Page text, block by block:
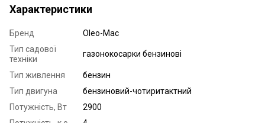
Характеристики
Бренд
Oleo-Mac
Тип садової
техніки
газонокосарки бензинові
Тип живлення
бензин
Тип двигуна
бензиновий-чотиритактний
Потужність, Вт
2900